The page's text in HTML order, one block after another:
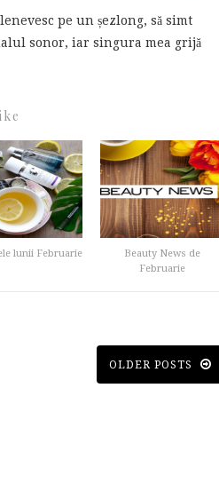
pe un șezlong, să simt
sonor, iar singura mea grijă
lunii Februarie
Beauty News de
Februarie
OLDER POSTS